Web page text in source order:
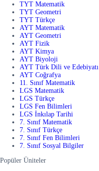
TYT Matematik
TYT Geometri
TYT Türkçe
AYT Matematik
AYT Geometri
AYT Fizik
AYT Kimya
AYT Biyoloji
AYT Türk Dili ve Edebiyatı
AYT Coğrafya
11. Sınıf Matematik
LGS Matematik
LGS Türkçe
LGS Fen Bilimleri
LGS İnkılap Tarihi
7. Sınıf Matematik
7. Sınıf Türkçe
7. Sınıf Fen Bilimleri
7. Sınıf Sosyal Bilgiler
Popüler Üniteler